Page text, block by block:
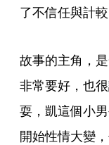
故事的主角，
非常要好，也
耍，凱這個小
開始性情大變